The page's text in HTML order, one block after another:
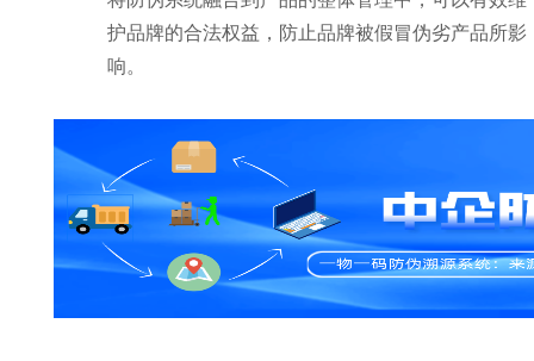
护品牌的合法权益，防止品牌被假冒伪劣产品所影
响。